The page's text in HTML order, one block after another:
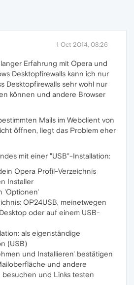
1 Oct 2014, 08:26
Erfahrung mit Opera und
Desktopfirewalls kann ich nur
Desktopfirewalls sehr wohl nur
können und andere Browser
Mails im Webclient von
öffnen, liegt das Problem eher
mit einer "USB"-Installation:
Opera Profil-Verzeichnis
Installer
'Optionen'
OP24USB, meinetwegen
oder auf einem USB-
als eigenständige
(USB)
und Installieren' bestätigen
und andere
besuchen und Links testen